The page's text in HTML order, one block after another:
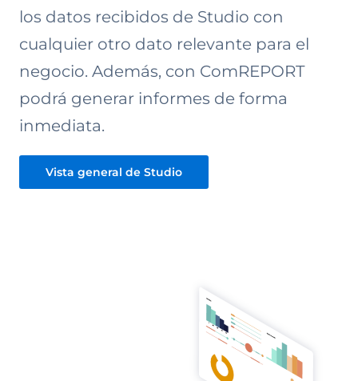
los datos recibidos de Studio con
cualquier otro dato relevante para el
negocio. Además, con ComREPORT
podrá generar informes de forma
inmediata.
Vista general de Studio